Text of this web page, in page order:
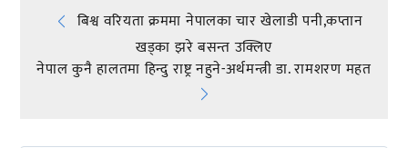
Post
navigation
बिश्व वरियता क्रममा नेपालका चार खेलाडी पनी,कप्तान
खड्का झरे बसन्त उक्लिए
नेपाल कुनै हालतमा हिन्दु राष्ट्र नहुने-अर्थमन्त्री डा. रामशरण महत